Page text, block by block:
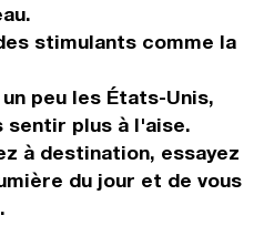
stimulants comme la
peu les États-Unis,
sentir plus à l'aise.
à destination, essayez
du jour et de vous